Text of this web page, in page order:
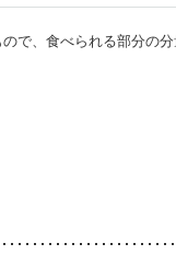
で、食べられる部分の分